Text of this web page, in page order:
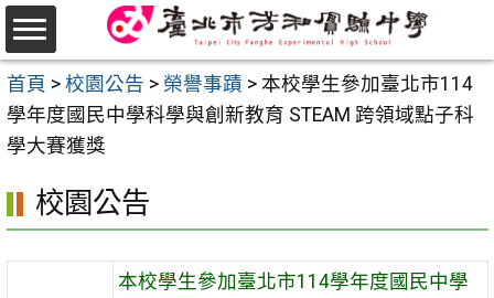
跳
至
主
要
內
首頁 > 校園公告 > 榮譽事蹟 > 本校學生參加臺北市114
學年度國民中學科學與創新教育 STEAM 跨領域點子科
學大賽獲獎
校園公告
本校學生參加臺北市114學年度國民中學
選
單